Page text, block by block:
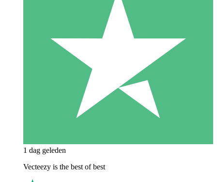
1 dag geleden
Vecteezy is the best of best